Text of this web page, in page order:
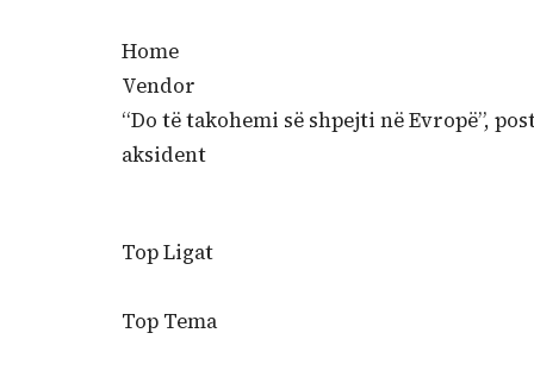
Home
Vendor
“Do të takohemi së shpejti në Evropë”,
aksident
Top Ligat
Top Tema